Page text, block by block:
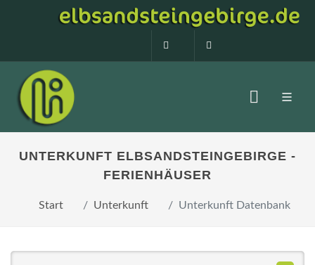
0160 99873408
UNTERKUNFT ELBSANDSTEINGEBIRGE -
FERIENHÄUSER
Start Unterkunft Unterkunft Datenbank